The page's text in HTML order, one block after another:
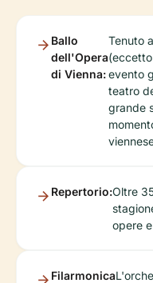
Ballo
dell'Opera
di Vienna:
Tenuto
evento
teatro
grande
Repertorio:Oltre
opere
Filarmonica